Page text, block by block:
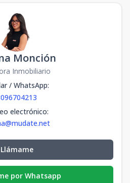
Monción
Inmobiliario
/ WhatsApp:
electrónico:
Llámame
por Whatsapp